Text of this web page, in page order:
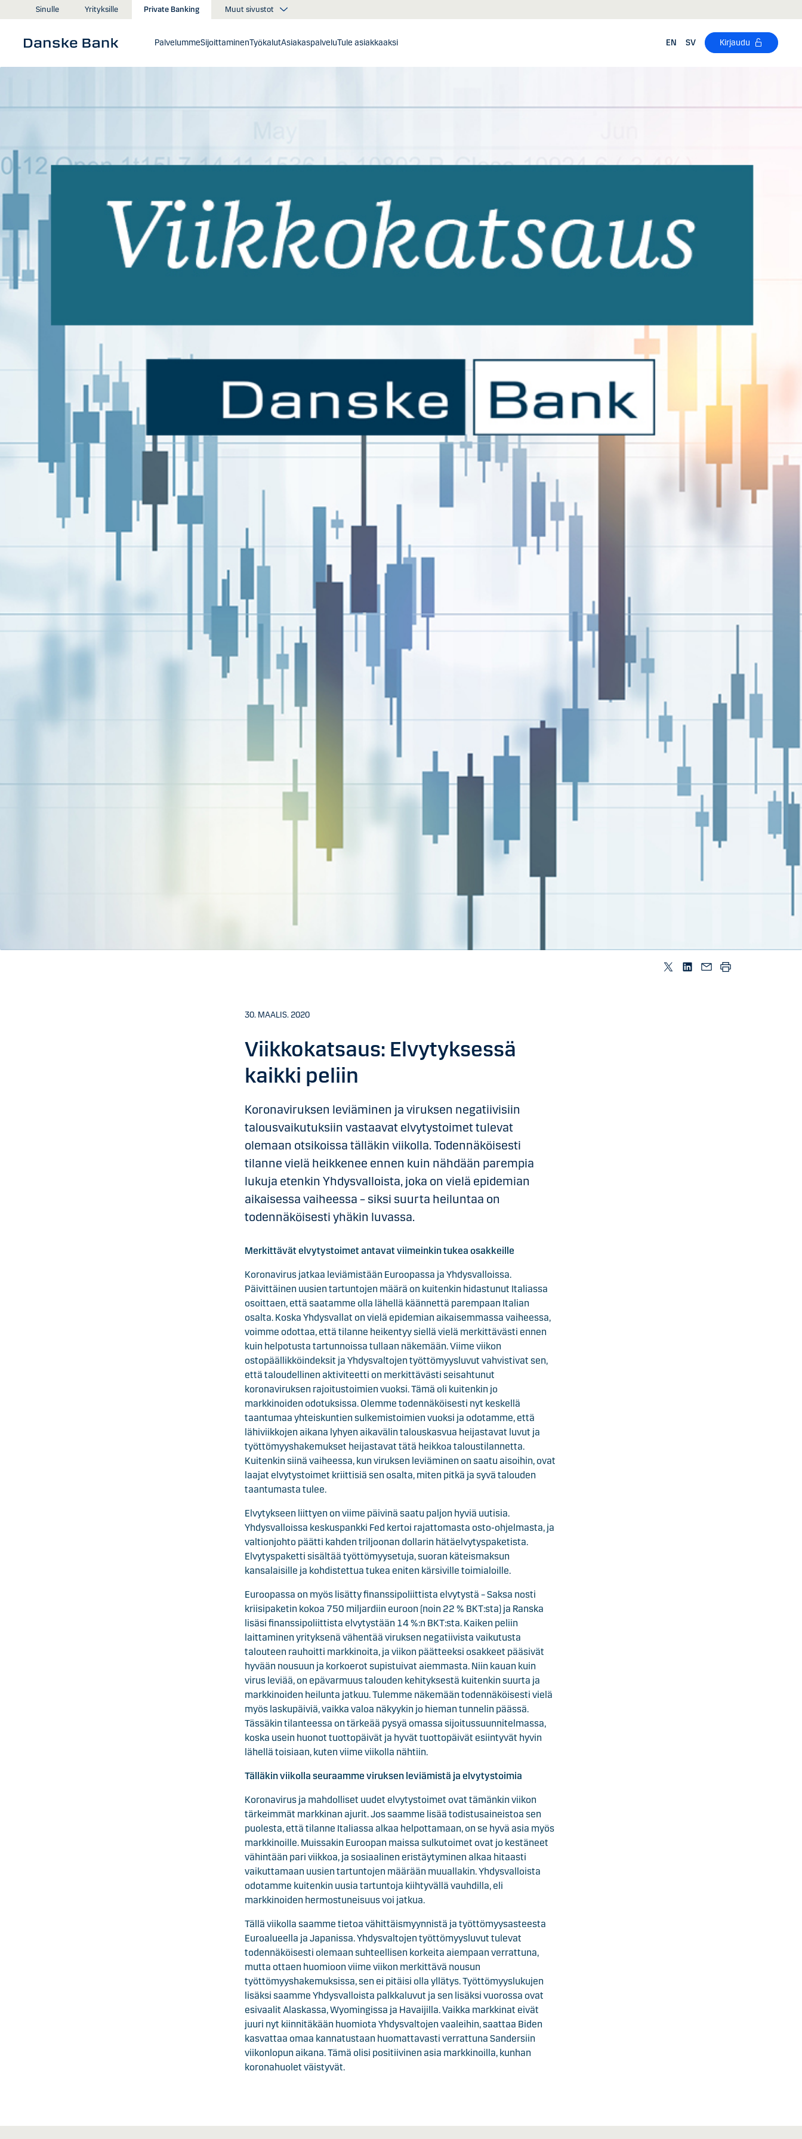
Siirry sisältöön
Sinulle Yrityksille Private Banking Muut sivustot
PalvelummeSijoittaminenTyökalutAsiakaspalveluTule asiakkaaksi EN SV Kirjaudu
30. MAALIS. 2020
Viikkokatsaus: Elvytyksessä
kaikki peliin
Koronaviruksen leviäminen ja viruksen negatiivisiin
talousvaikutuksiin vastaavat elvytystoimet tulevat
olemaan otsikoissa tälläkin viikolla. Todennäköisesti
tilanne vielä heikkenee ennen kuin nähdään parempia
lukuja etenkin Yhdysvalloista, joka on vielä epidemian
aikaisessa vaiheessa – siksi suurta heiluntaa on
todennäköisesti yhäkin luvassa.
Merkittävät elvytystoimet antavat viimeinkin tukea osakkeille
Koronavirus jatkaa leviämistään Euroopassa ja Yhdysvalloissa.
Päivittäinen uusien tartuntojen määrä on kuitenkin hidastunut Italiassa
osoittaen, että saatamme olla lähellä käännettä parempaan Italian
osalta. Koska Yhdysvallat on vielä epidemian aikaisemmassa vaiheessa,
voimme odottaa, että tilanne heikentyy siellä vielä merkittävästi ennen
kuin helpotusta tartunnoissa tullaan näkemään. Viime viikon
ostopäällikköindeksit ja Yhdysvaltojen työttömyysluvut vahvistivat sen,
että taloudellinen aktiviteetti on merkittävästi seisahtunut
koronaviruksen rajoitustoimien vuoksi. Tämä oli kuitenkin jo
markkinoiden odotuksissa. Olemme todennäköisesti nyt keskellä
taantumaa yhteiskuntien sulkemistoimien vuoksi ja odotamme, että
lähiviikkojen aikana lyhyen aikavälin talouskasvua heijastavat luvut ja
työttömyyshakemukset heijastavat tätä heikkoa taloustilannetta.
Kuitenkin siinä vaiheessa, kun viruksen leviäminen on saatu aisoihin, ovat
laajat elvytystoimet kriittisiä sen osalta, miten pitkä ja syvä talouden
taantumasta tulee.
Elvytykseen liittyen on viime päivinä saatu paljon hyviä uutisia.
Yhdysvalloissa keskuspankki Fed kertoi rajattomasta osto-ohjelmasta, ja
valtionjohto päätti kahden triljoonan dollarin hätäelvytyspaketista.
Elvytyspaketti sisältää työttömyysetuja, suoran käteismaksun
kansalaisille ja kohdistettua tukea eniten kärsiville toimialoille.
Euroopassa on myös lisätty finanssipoliittista elvytystä – Saksa nosti
kriisipaketin kokoa 750 miljardiin euroon (noin 22 % BKT:sta) ja Ranska
lisäsi finanssipoliittista elvytystään 14 %:n BKT:sta. Kaiken peliin
laittaminen yrityksenä vähentää viruksen negatiivista vaikutusta
talouteen rauhoitti markkinoita, ja viikon päätteeksi osakkeet pääsivät
hyvään nousuun ja korkoerot supistuivat aiemmasta. Niin kauan kuin
virus leviää, on epävarmuus talouden kehityksestä kuitenkin suurta ja
markkinoiden heilunta jatkuu. Tulemme näkemään todennäköisesti vielä
myös laskupäiviä, vaikka valoa näkyykin jo hieman tunnelin päässä.
Tässäkin tilanteessa on tärkeää pysyä omassa sijoitussuunnitelmassa,
koska usein huonot tuottopäivät ja hyvät tuottopäivät esiintyvät hyvin
lähellä toisiaan, kuten viime viikolla nähtiin.
Tälläkin viikolla seuraamme viruksen leviämistä ja elvytystoimia
Koronavirus ja mahdolliset uudet elvytystoimet ovat tämänkin viikon
tärkeimmät markkinan ajurit. Jos saamme lisää todistusaineistoa sen
puolesta, että tilanne Italiassa alkaa helpottamaan, on se hyvä asia myös
markkinoille. Muissakin Euroopan maissa sulkutoimet ovat jo kestäneet
vähintään pari viikkoa, ja sosiaalinen eristäytyminen alkaa hitaasti
vaikuttamaan uusien tartuntojen määrään muuallakin. Yhdysvalloista
odotamme kuitenkin uusia tartuntoja kiihtyvällä vauhdilla, eli
markkinoiden hermostuneisuus voi jatkua.
Tällä viikolla saamme tietoa vähittäismyynnistä ja työttömyysasteesta
Euroalueella ja Japanissa. Yhdysvaltojen työttömyysluvut tulevat
todennäköisesti olemaan suhteellisen korkeita aiempaan verrattuna,
mutta ottaen huomioon viime viikon merkittävä nousun
työttömyyshakemuksissa, sen ei pitäisi olla yllätys. Työttömyyslukujen
lisäksi saamme Yhdysvalloista palkkaluvut ja sen lisäksi vuorossa ovat
esivaalit Alaskassa, Wyomingissa ja Havaijilla. Vaikka markkinat eivät
juuri nyt kiinnitäkään huomiota Yhdysvaltojen vaaleihin, saattaa Biden
kasvattaa omaa kannatustaan huomattavasti verrattuna Sandersiin
viikonlopun aikana. Tämä olisi positiivinen asia markkinoilla, kunhan
koronahuolet väistyvät.